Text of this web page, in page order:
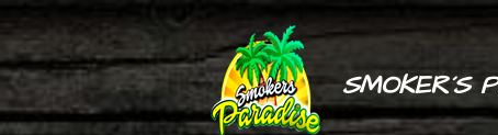
Zum
Hauptinhalt
springen
SMOKER´S